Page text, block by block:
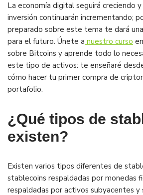
La economía digital seguirá creciendo
inversión continuarán incrementando;
preparado sobre este tema te dará
para el futuro. Únete a nuestro curso
sobre Bitcoins y aprende todo lo
este tipo de activos: te enseñaré
cómo hacer tu primer compra de
portafolio.
¿Qué tipos de
existen?
Existen varios tipos diferentes de
stablecoins respaldadas por monedas
respaldadas por activos subyacentes y